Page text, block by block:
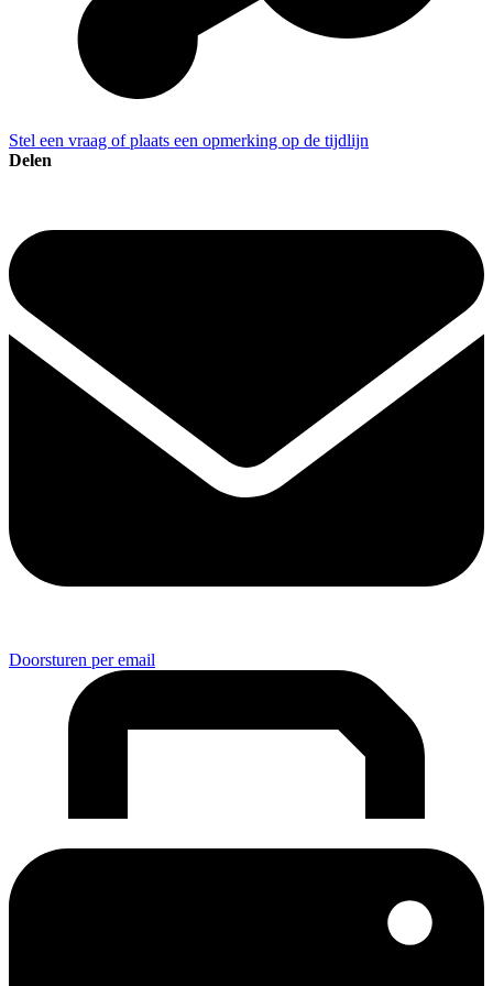
Stel een vraag of plaats een opmerking op de tijdlijn
Delen
Doorsturen per email